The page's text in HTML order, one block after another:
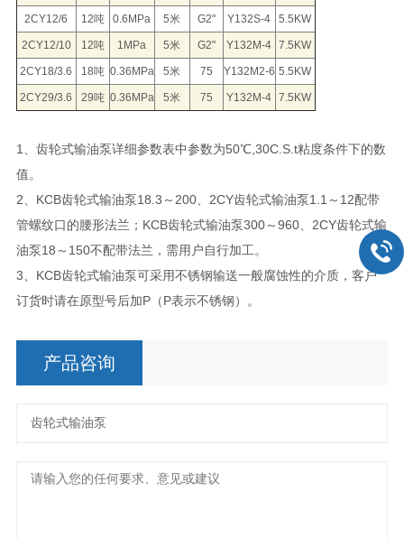
2CY12/6 12吨 0.6MPa 5米 G2" Y132S-4 5.5KW
2CY12/10 12吨 1MPa 5米 G2" Y132M-4 7.5KW
2CY18/3.6 18吨 0.36MPa 5米 75 Y132M2-6 5.5KW
2CY29/3.6 29吨 0.36MPa 5米 75 Y132M-4 7.5KW
1、齿轮式输油泵详细参数表中参数为50℃,30C.S.t粘度条件下的数
值。
2、KCB齿轮式输油泵18.3～200、2CY齿轮式输油泵1.1～12配带
管螺纹口的腰形法兰；KCB齿轮式输油泵300～960、2CY齿轮式输
油泵18～150不配带法兰，需用户自行加工。
3、KCB齿轮式输油泵可采用不锈钢输送一般腐蚀性的介质，客户
订货时请在原型号后加P（P表示不锈钢）。
产品咨询